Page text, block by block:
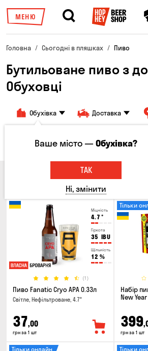
МЕНЮ
Головна Сьогодні в пляшках Пиво
Бутильоване пиво з
Обуховці
Обухівка Доставка
Всі товари Пиво Сидр
Міцність
4.7 °
Гіркота
35 IBU
Щільність
12 %
(1)
Пиво Fanatic Cryo APA 0.33л
Світле, Нефільтроване, 4.7°
37,00
грн за 1 шт
Тільки
Набір
New
399
грн за 1 шт
Тільки онлайн Тільки
Ваше місто —Обухівка?
ТАК
Ні, змінити